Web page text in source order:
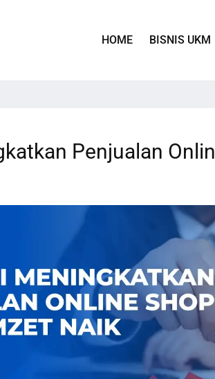
HOME BISNIS UKM
Penjualan